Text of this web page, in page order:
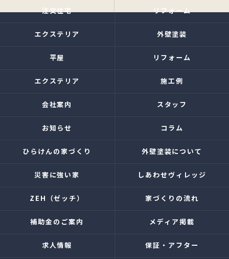
注文住宅 リフォーム
エクステリア 外壁塗装
平屋 リフォーム
エクステリア 施工例
会社案内 スタッフ
お知らせ コラム
ひらけんの家づくり 外壁塗装について
災害に強い家 しあわせヴィレッジ
ZEH（ゼッチ） 家づくりの流れ
補助金のご案内 メディア掲載
求人情報 保証・アフター